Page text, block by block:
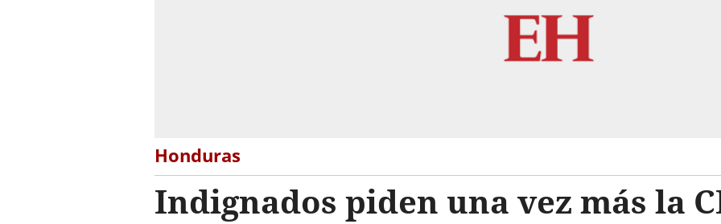
Honduras
Indignados piden una vez más la